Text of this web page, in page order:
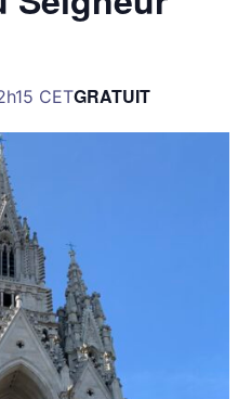
CETGRATUIT